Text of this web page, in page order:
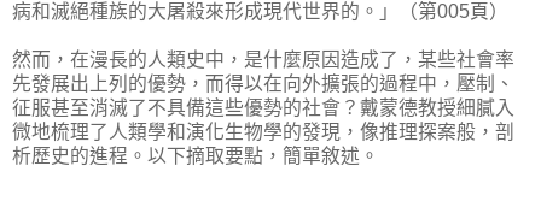
病和滅絕種族的大屠殺來形成現代世界的。」（第005頁）
然而，在漫長的人類史中，是什麼原因造成了，某些社會率
先發展出上列的優勢，而得以在向外擴張的過程中，壓制、
征服甚至消滅了不具備這些優勢的社會？戴蒙德教授細膩入
微地梳理了人類學和演化生物學的發現，像推理探案般，剖
析歷史的進程。以下摘取要點，簡單敘述。